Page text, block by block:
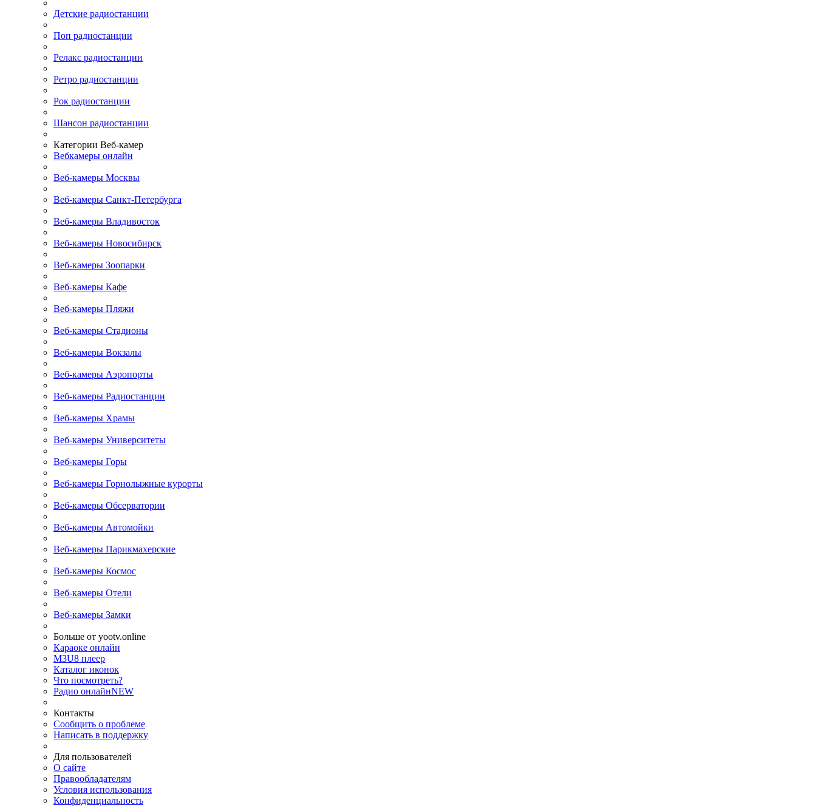
Детские радиостанции
Поп радиостанции
Релакс радиостанции
Ретро радиостанции
Рок радиостанции
Шансон радиостанции
Категории Веб-камер
Вебкамеры онлайн
Веб-камеры Москвы
Веб-камеры Санкт-Петербурга
Веб-камеры Владивосток
Веб-камеры Новосибирск
Веб-камеры Зоопарки
Веб-камеры Кафе
Веб-камеры Пляжи
Веб-камеры Стадионы
Веб-камеры Вокзалы
Веб-камеры Аэропорты
Веб-камеры Радиостанции
Веб-камеры Храмы
Веб-камеры Университеты
Веб-камеры Горы
Веб-камеры Горнолыжные курорты
Веб-камеры Обсерватории
Веб-камеры Автомойки
Веб-камеры Парикмахерские
Веб-камеры Космос
Веб-камеры Отели
Веб-камеры Замки
Больше от yootv.online
Караоке онлайн
M3U8 плеер
Каталог иконок
Что посмотреть?
Радио онлайнNEW
Контакты
Сообщить о проблеме
Написать в поддержку
Для пользователей
О сайте
Правообладателям
Условия использования
Конфиденциальность